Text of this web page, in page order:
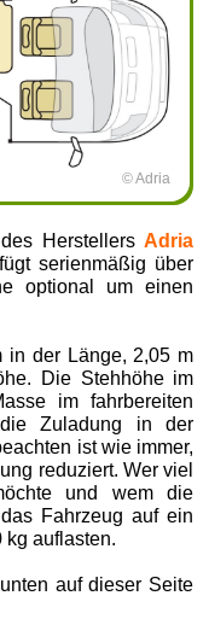
© Adria
des HerstellersAdria
serienmäßig über
optional um einen
in der Länge, 2,05 m
Die Stehhöhe im
im fahrbereiten
Zuladung in der
ist wie immer,
reduziert. Wer viel
und wem die
Fahrzeug auf ein
kg auflasten.
auf dieser Seite